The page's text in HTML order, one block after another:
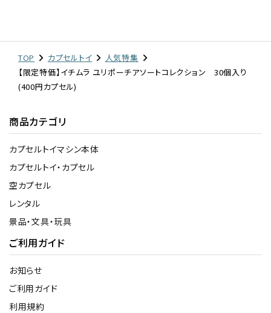
TOP カプセルトイ
人気特集
【限定特価】イチムラ ユリポーチアソートコレクション 30個入り
(400円カプセル)
商品カテゴリ
カプセルトイマシン本体
カプセルトイ・カプセル
空カプセル
レンタル
景品・文具・玩具
ご利用ガイド
お知らせ
ご利用ガイド
利用規約